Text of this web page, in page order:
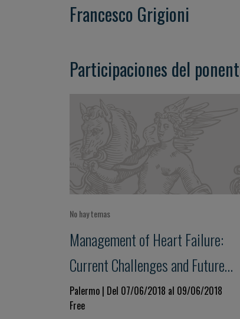
Francesco Grigioni
Participaciones del
No hay temas
Management of Heart Failure:
Current Challenges and Future
Perspectives
Palermo | Del 07/06/2018 al 09/06/2018
Free